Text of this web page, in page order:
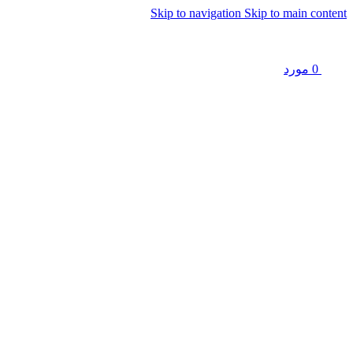
Skip to navigation Skip to main content
0 مورد